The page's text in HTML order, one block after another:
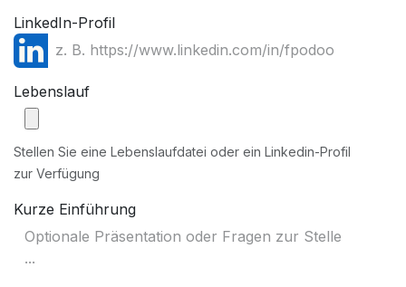
LinkedIn-Profil
Lebenslauf
Stellen Sie eine Lebenslaufdatei oder ein Linkedin-Profil
zur Verfügung
Kurze Einführung